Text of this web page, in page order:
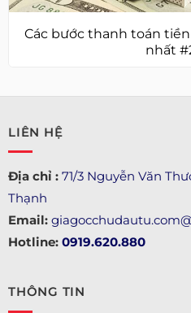
Các bước thanh toán
nhất
LIÊN HỆ
Địa chỉ : 71/3 Nguyễn Văn
Thạnh
Email:
Hotline: 0919.620.880
THÔNG TIN